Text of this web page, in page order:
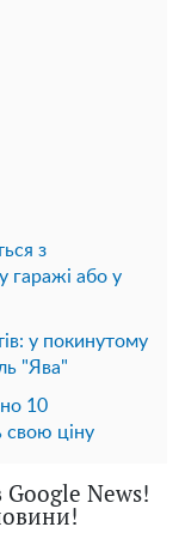
з
гаражі або у
у покинутому
"Ява"
10
свою ціну
News!